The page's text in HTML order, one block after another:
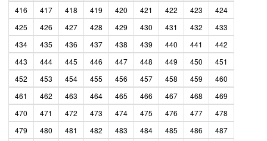
416
417 418 419 420 421 422 423
424
425
426 427 428 429 430 431 432
433
434
435 436 437 438 439 440 441
442
443
444 445 446 447 448 449 450
451
452
453 454 455 456 457 458 459
460
461
462 463 464 465 466 467 468
469
470
471 472 473 474 475 476 477
478
479
480 481 482 483 484 485 486
487